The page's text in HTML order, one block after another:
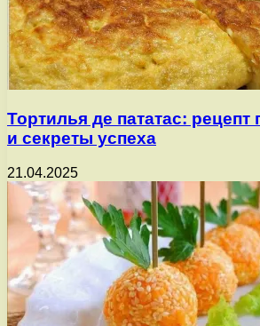
Тортилья де пататас: рецепт
и секреты успеха
21.04.2025